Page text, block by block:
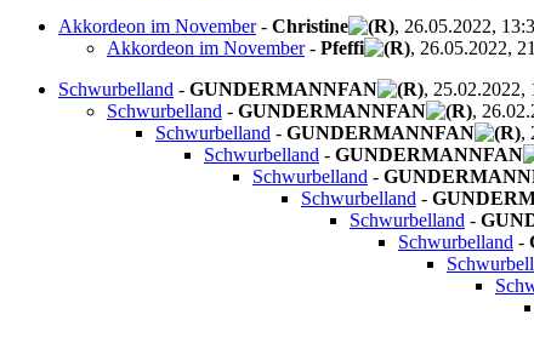
Akkordeon im November- Christine
, 26.05.2022,
Akkordeon im November- Pfeffi
, 26.05.2022,
Schwurbelland - GUNDERMANNFAN
, 25.02.2022,
Schwurbelland - GUNDERMANNFAN
,
Schwurbelland - GUNDERMANNFAN
,
Schwurbelland - GUNDERMANNFAN
Schwurbelland -
Schwurbelland -
Schwurbelland -
Schwurbelland -